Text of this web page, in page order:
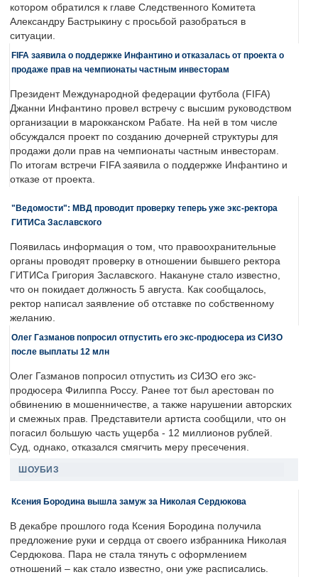
котором обратился к главе Следственного Комитета
Александру Бастрыкину с просьбой разобраться в
ситуации.
FIFA заявила о поддержке Инфантино и отказалась от проекта о
продаже прав на чемпионаты частным инвесторам
Президент Международной федерации футбола (FIFA)
Джанни Инфантино провел встречу с высшим руководством
организации в марокканском Рабате. На ней в том числе
обсуждался проект по созданию дочерней структуры для
продажи доли прав на чемпионаты частным инвесторам.
По итогам встречи FIFA заявила о поддержке Инфантино и
отказе от проекта.
"Ведомости": МВД проводит проверку теперь уже экс-ректора
ГИТИСа Заславского
Появилась информация о том, что правоохранительные
органы проводят проверку в отношении бывшего ректора
ГИТИСа Григория Заславского. Накануне стало известно,
что он покидает должность 5 августа. Как сообщалось,
ректор написал заявление об отставке по собственному
желанию.
Олег Газманов попросил отпустить его экс-продюсера из СИЗО
после выплаты 12 млн
Олег Газманов попросил отпустить из СИЗО его экс-
продюсера Филиппа Россу. Ранее тот был арестован по
обвинению в мошенничестве, а также нарушении авторских
и смежных прав. Представители артиста сообщили, что он
погасил большую часть ущерба - 12 миллионов рублей.
Суд, однако, отказался смягчить меру пресечения.
ШОУБИЗ
Ксения Бородина вышла замуж за Николая Сердюкова
В декабре прошлого года Ксения Бородина получила
предложение руки и сердца от своего избранника Николая
Сердюкова. Пара не стала тянуть с оформлением
отношений – как стало известно, они уже расписались.